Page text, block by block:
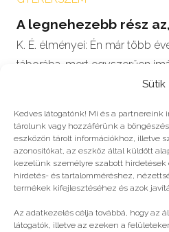
Sütik
Kedves látogatónk! Mi és a partnereink
tárolunk vagy hozzáférünk a
eszközön tárolt információkhoz, illetve
azonosítókat, az eszköz által küldött
kezelünk személyre szabott
hirdetés- és tartalomméréshez,
termékek kifejlesztéséhez és azok
Az adatkezelés célja továbbá, hogy az
látogatók, illetve az ezeken a
A legnehezebb rész
K. É. élményei: Én már több
táborába, mert egyszerűen
#2025
Még több